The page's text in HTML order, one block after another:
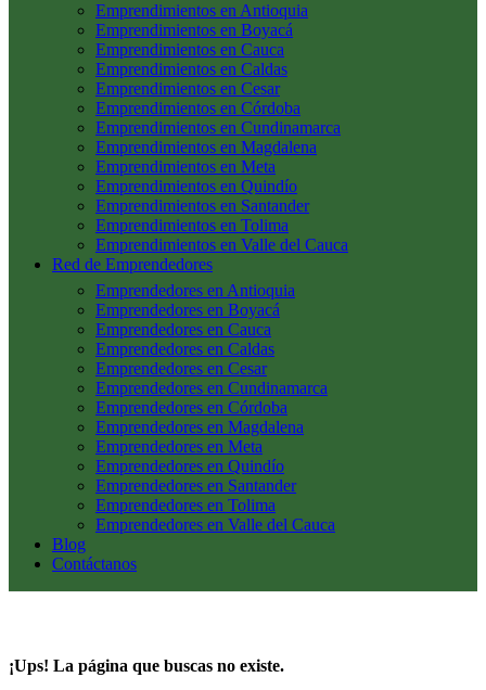
Emprendimientos en Antioquia
Emprendimientos en Boyacá
Emprendimientos en Cauca
Emprendimientos en Caldas
Emprendimientos en Cesar
Emprendimientos en Córdoba
Emprendimientos en Cundinamarca
Emprendimientos en Magdalena
Emprendimientos en Meta
Emprendimientos en Quindío
Emprendimientos en Santander
Emprendimientos en Tolima
Emprendimientos en Valle del Cauca
Red de Emprendedores
Emprendedores en Antioquia
Emprendedores en Boyacá
Emprendedores en Cauca
Emprendedores en Caldas
Emprendedores en Cesar
Emprendedores en Cundinamarca
Emprendedores en Córdoba
Emprendedores en Magdalena
Emprendedores en Meta
Emprendedores en Quindío
Emprendedores en Santander
Emprendedores en Tolima
Emprendedores en Valle del Cauca
Blog
Contáctanos
¡Ups! La página que buscas no existe.